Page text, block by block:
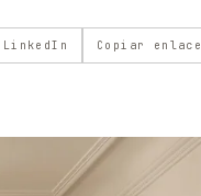
LinkedIn Copiar enlace